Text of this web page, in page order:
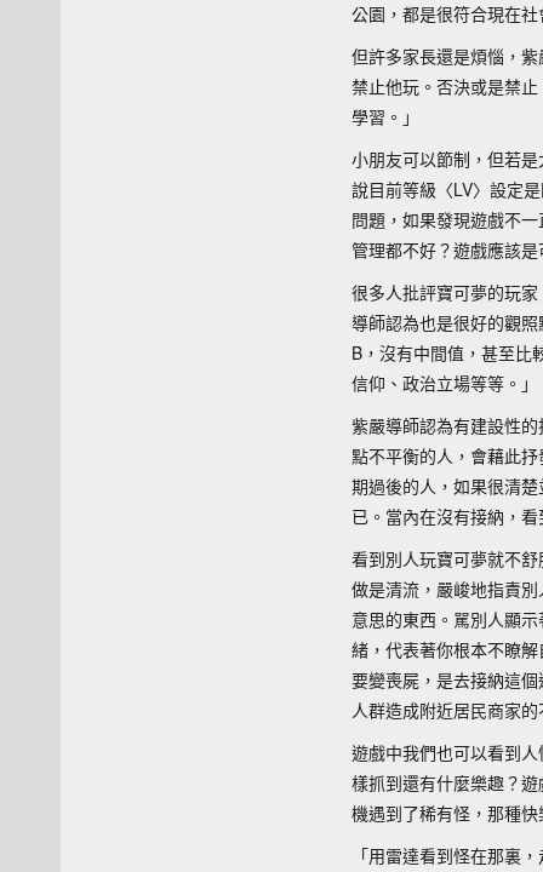
公園，都是很符合現在
但許多家長還是煩惱，
禁止他玩。否決或是禁
學習。」
小朋友可以節制，但若
說目前等級〈LV〉設定
問題，如果發現遊戲不
管理都不好？遊戲應該
很多人批評寶可夢的玩
導師認為也是很好的觀
B，沒有中間值，甚至比
信仰、政治立場等等。」
紫嚴導師認為有建設性
點不平衡的人，會藉此
期過後的人，如果很清
已。當內在沒有接納，
看到別人玩寶可夢就不
做是清流，嚴峻地指責
意思的東西。駡別人顯
緒，代表著你根本不瞭
要變喪屍，是去接納這
人群造成附近居民商家
遊戲中我們也可以看到
樣抓到還有什麼樂趣？
機遇到了稀有怪，那種
「用雷達看到怪在那裏